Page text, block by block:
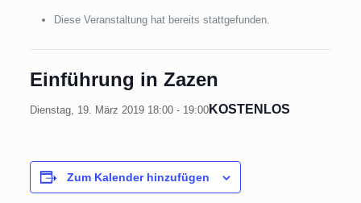
Diese Veranstaltung hat bereits stattgefunden.
Einführung in Zazen
Dienstag, 19. März 2019 18:00- 19:00KOSTENLOS
Zum Kalender hinzufügen